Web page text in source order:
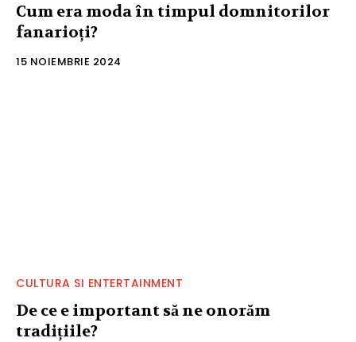
Cum era moda în timpul domnitorilor
fanarioți?
15 NOIEMBRIE 2024
CULTURA SI ENTERTAINMENT
De ce e important să ne onorăm
tradițiile?